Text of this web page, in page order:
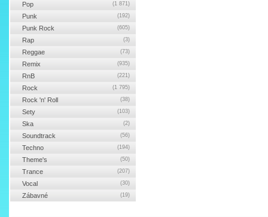
Pop (1 871)
Punk (192)
Punk Rock (605)
Rap (3)
Reggae (73)
Remix (935)
RnB (221)
Rock (1 795)
Rock 'n' Roll (38)
Sety (103)
Ska (2)
Soundtrack (56)
Techno (194)
Theme's (50)
Trance (207)
Vocal (30)
Zábavné (19)